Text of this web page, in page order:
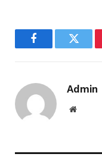
Facebook
Admin
Website